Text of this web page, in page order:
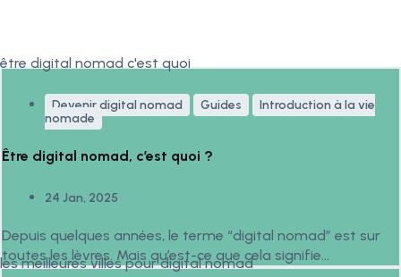
Devenir digital nomad Guides
Introduction à la vie
nomade
Être digital nomad, c’est quoi ?
24 Jan, 2025
Depuis quelques années, le terme “digital nomad” est sur
toutes les lèvres. Mais qu’est-ce que cela signifie